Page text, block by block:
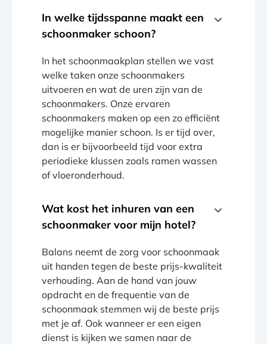
In welke tijdsspanne maakt een
schoonmaker schoon?
In het schoonmaakplan stellen we vast
welke taken onze schoonmakers
uitvoeren en wat de uren zijn van de
schoonmakers. Onze ervaren
schoonmakers maken op een zo efficiënt
mogelijke manier schoon. Is er tijd over,
dan is er bijvoorbeeld tijd voor extra
periodieke klussen zoals ramen wassen
of vloeronderhoud.
Wat kost het inhuren van een
schoonmaker voor mijn hotel?
Balans neemt de zorg voor schoonmaak
uit handen tegen de beste prijs-kwaliteit
verhouding. Aan de hand van jouw
opdracht en de frequentie van de
schoonmaak stemmen wij de beste prijs
met je af. Ook wanneer er een eigen
dienst is kijken we samen naar de